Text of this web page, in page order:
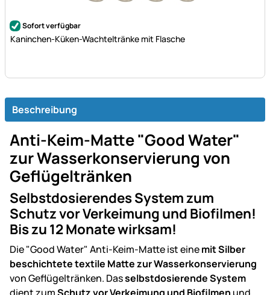
Noch keine Bewertungen abgegeben
Sofort verfügbar
Kaninchen-Küken-Wachteltränke mit Flasche
Beschreibung
Anti-Keim-Matte "Good Water"
zur Wasserkonservierung von
Geflügeltränken
Selbstdosierendes System zum
Schutz vor Verkeimung und Biofilmen!
Bis zu 12 Monate wirksam!
Die "Good Water" Anti-Keim-Matte ist einemit Silber
beschichtete textile Matte zur Wasserkonservierung
von Geflügeltränken. Dasselbstdosierende System